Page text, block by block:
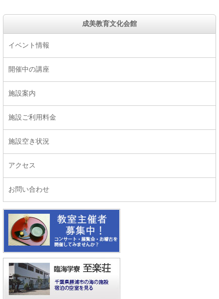
成美教育文化会館
イベント情報
開催中の講座
施設案内
施設ご利用料金
施設空き状況
アクセス
お問い合わせ